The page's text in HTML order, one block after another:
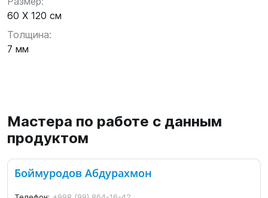
60 X 120 см
Толщина:
7 мм
Мастера по работе с данным
продуктом
Боймуродов Абдурахмон